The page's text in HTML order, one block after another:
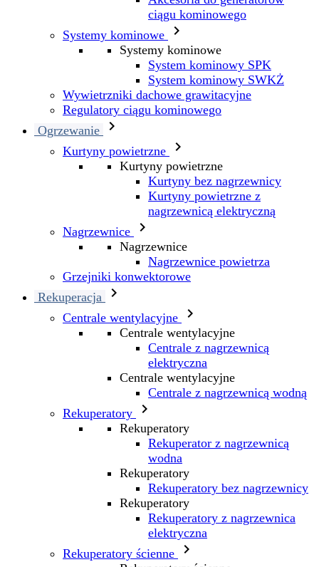
ciągu kominowego
Systemy kominowe

Systemy kominowe
System kominowy SPK
System kominowy SWKŻ
Wywietrzniki dachowe grawitacyjne
Regulatory ciągu kominowego
Ogrzewanie

Kurtyny powietrzne 
Kurtyny powietrzne
Kurtyny bez nagrzewnicy
Kurtyny powietrzne z
nagrzewnicą elektryczną
Nagrzewnice

Nagrzewnice
Nagrzewnice powietrza
Grzejniki konwektorowe
Rekuperacja

Centrale wentylacyjne 
Centrale wentylacyjne
Centrale z nagrzewnicą
elektryczna
Centrale wentylacyjne
Centrale z nagrzewnicą wodną
Rekuperatory

Rekuperatory
Rekuperator z nagrzewnicą
wodna
Rekuperatory
Rekuperatory bez nagrzewnicy
Rekuperatory
Rekuperatory z nagrzewnica
elektryczna
Rekuperatory ścienne
